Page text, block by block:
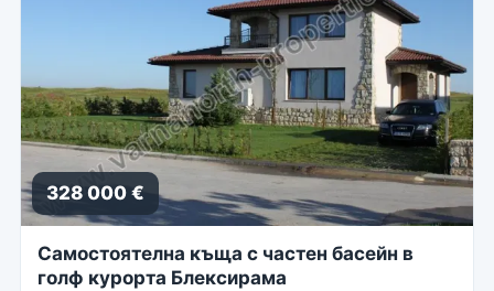
328 000 €
Самостоятелна къща с частен басейн в
голф курорта Блексирама